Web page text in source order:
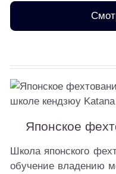
Японское
Школа японского
обучение владению